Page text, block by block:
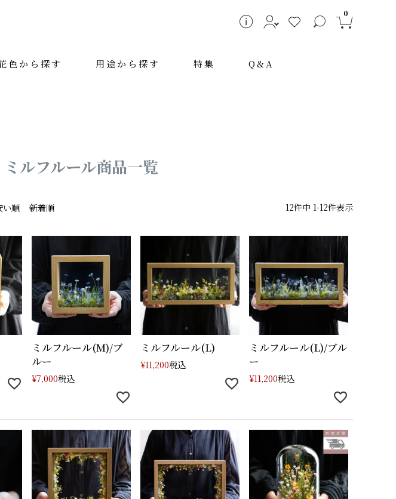
検索
0
色から探す 用途から探す 特集 Q&A
ミルフルール商品一覧
い順 新着順 12件中 1-12件表示
ミルフルール(M)/ブ
ルー
¥7,000税込
ミルフルール(L)
¥11,200税込
ミルフルール(L)/ブル
ー
¥11,200税込